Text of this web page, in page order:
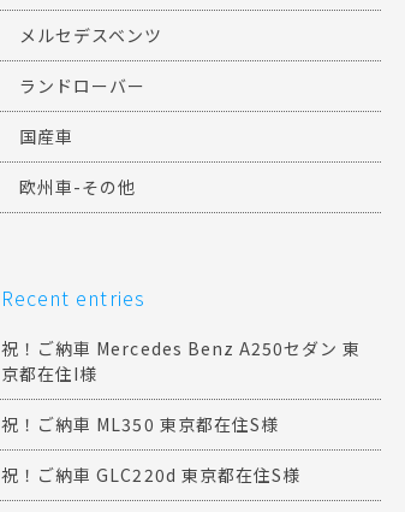
メルセデスベンツ
ランドローバー
国産車
欧州車-その他
Recent entries
祝！ご納車 Mercedes Benz A250セダン 東
京都在住I様
祝！ご納車 ML350 東京都在住S様
祝！ご納車 GLC220d 東京都在住S様